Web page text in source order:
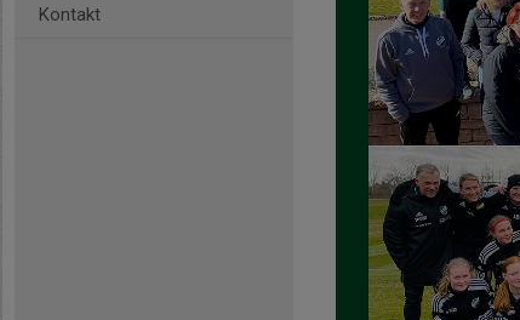
Kontakt